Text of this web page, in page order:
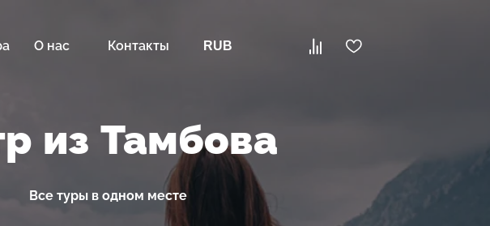
О нас Контакты RUB
из Тамбова
Все туры в одном месте